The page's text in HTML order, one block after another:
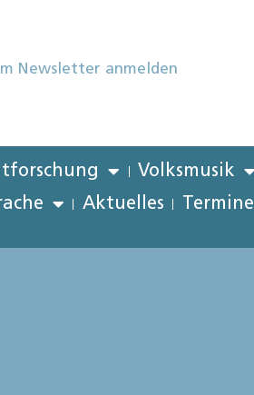
Newsletter anmelden
Volksmusik
Aktuelles Termine